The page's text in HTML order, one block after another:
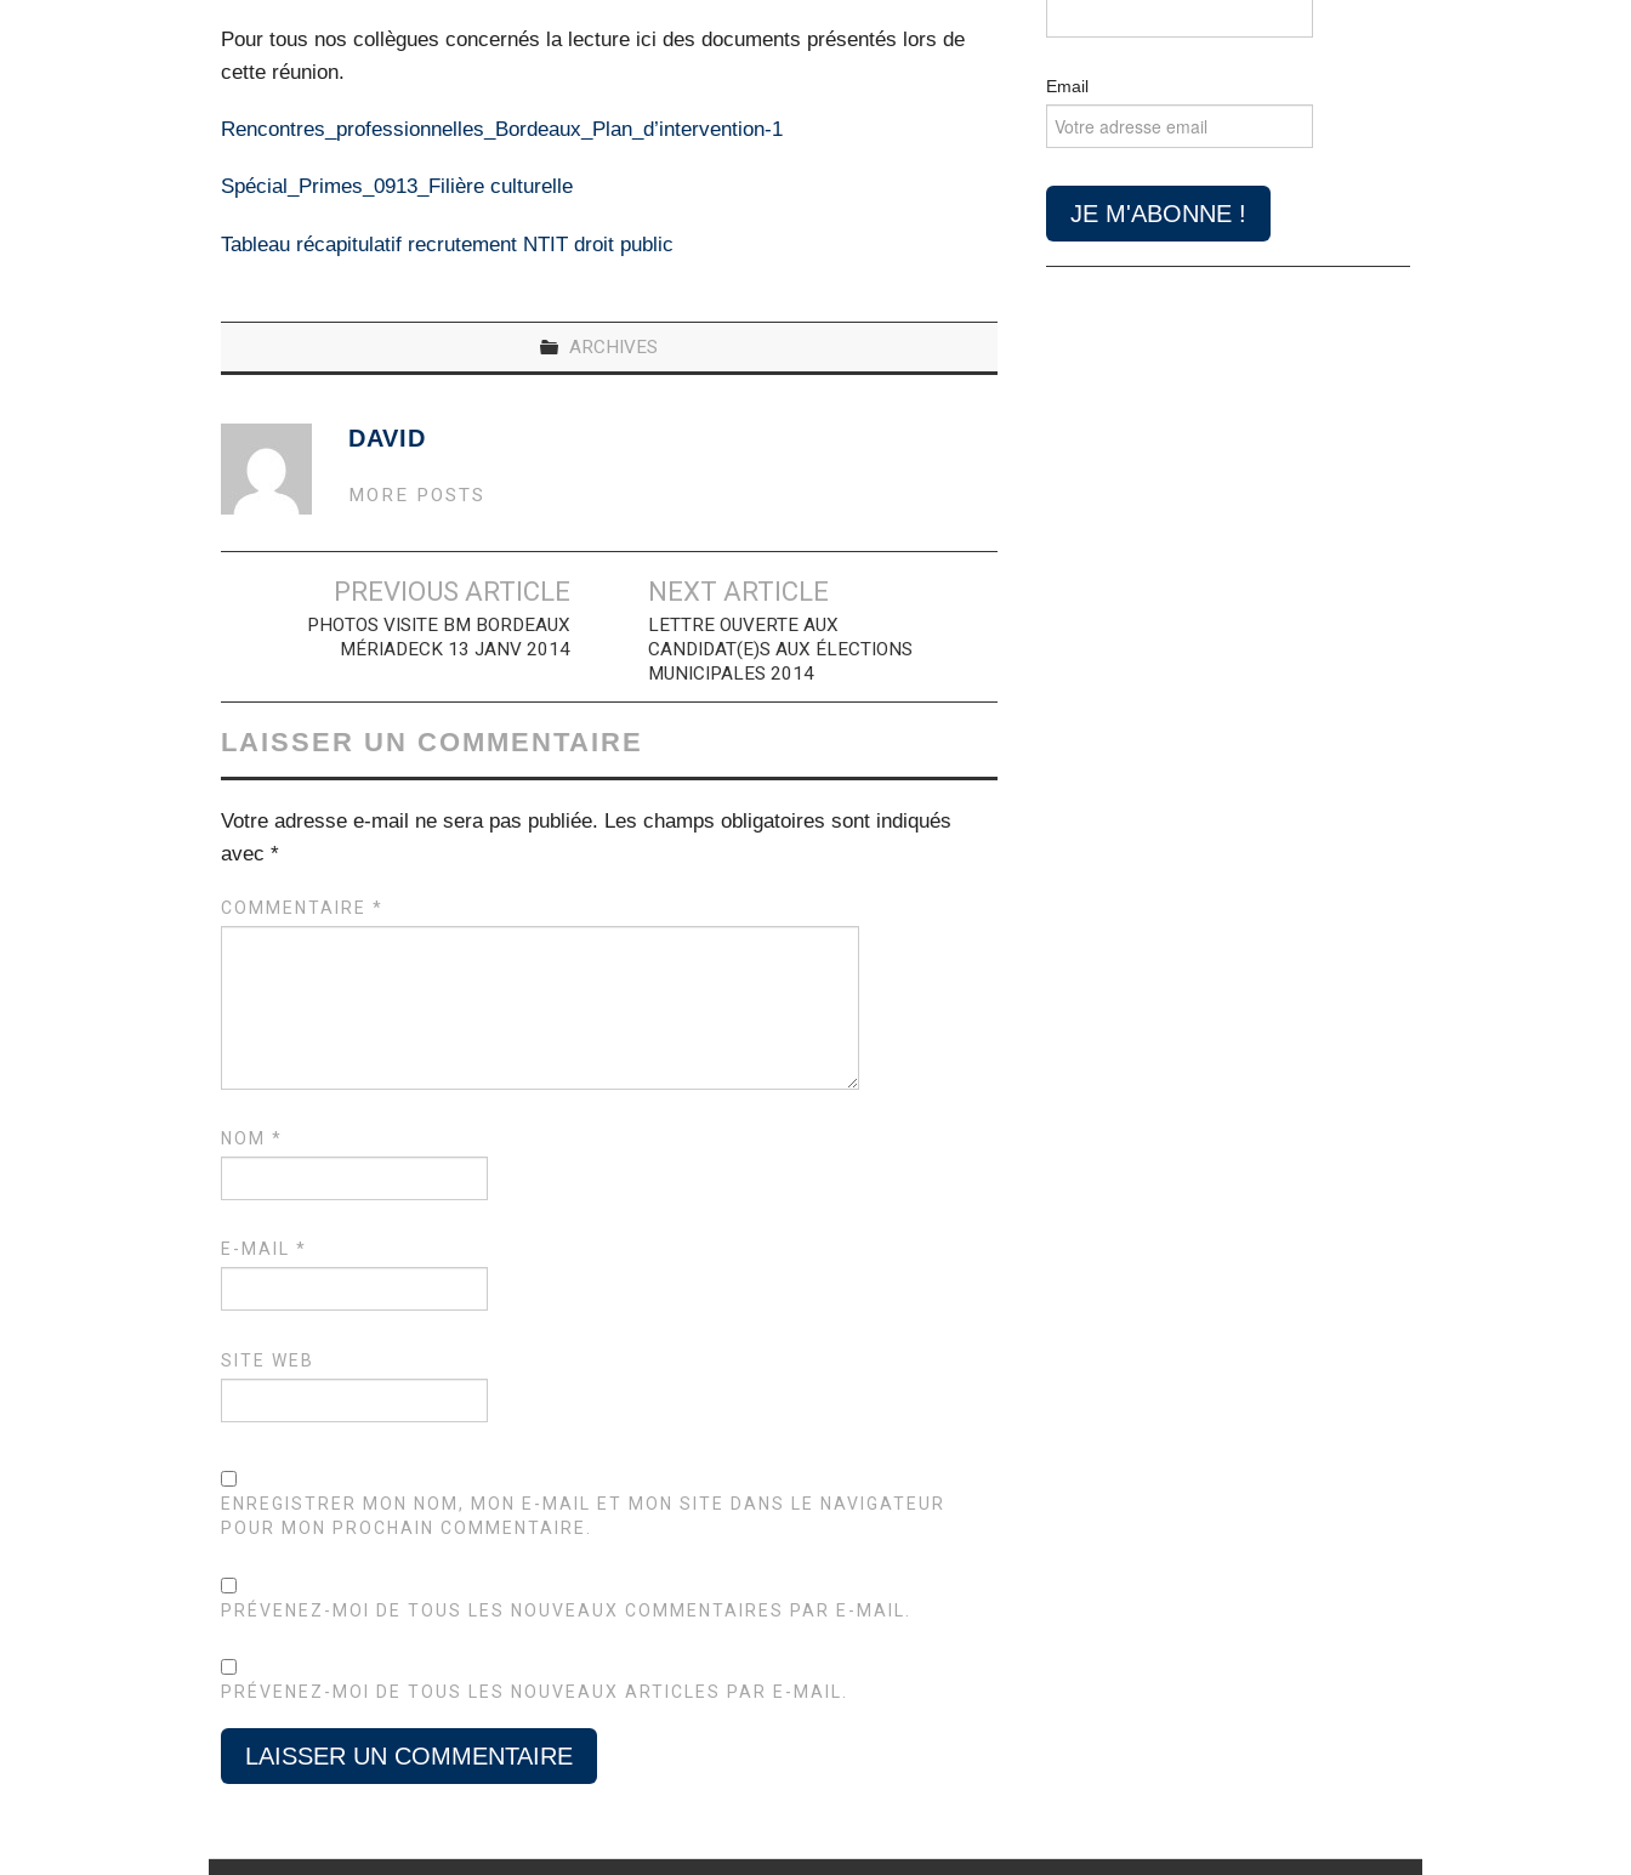
Pour tous nos collègues concernés la lecture ici des documents présentés lors de
cette réunion.
Rencontres_professionnelles_Bordeaux_Plan_d’intervention-1
Spécial_Primes_0913_Filière culturelle
Tableau récapitulatif recrutement NTIT droit public
ARCHIVES
DAVID
MORE POSTS
NavigationPREVIOUS ARTICLE
PHOTOS VISITE BM BORDEAUX
MÉRIADECK 13 JANV 2014
NEXT ARTICLE
LETTRE OUVERTE AUX
CANDIDAT(E)S AUX ÉLECTIONS
MUNICIPALES 2014
LAISSER UN COMMENTAIRE
Votre adresse e-mail ne sera pas publiée. Les champs obligatoires sont indiqués
avec *
COMMENTAIRE *
NOM *
E-MAIL *
SITE WEB
ENREGISTRER MON NOM, MON E-MAIL ET MON SITE DANS LE NAVIGATEUR
POUR MON PROCHAIN COMMENTAIRE.
PRÉVENEZ-MOI DE TOUS LES NOUVEAUX COMMENTAIRES PAR E-MAIL.
PRÉVENEZ-MOI DE TOUS LES NOUVEAUX ARTICLES PAR E-MAIL.
Email